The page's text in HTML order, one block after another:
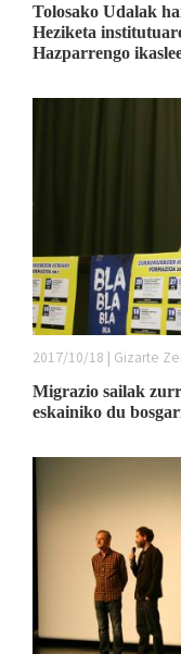
Tolosako Udalak
Heziketa
Hazparrengo
2017/10/18 | Gizarte
Migrazio sailak
eskainiko du